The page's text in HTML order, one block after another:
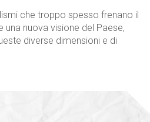
che troppo spesso frenano il
nuova visione del Paese,
diverse dimensioni e di